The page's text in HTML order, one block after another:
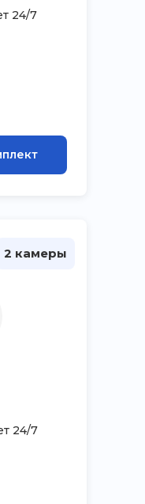
24/7
24/7
2 камеры